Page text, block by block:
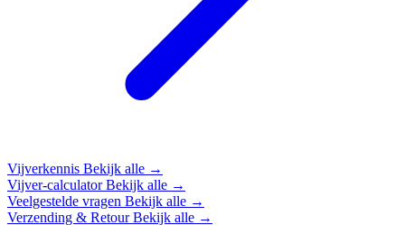
Vijverkennis Bekijk alle →
Vijver-calculatorBekijk alle →
Veelgestelde vragen Bekijk alle →
Verzending & RetourBekijk alle →